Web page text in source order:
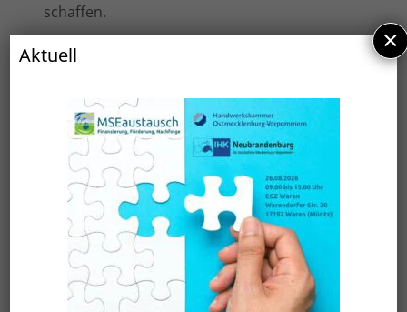
schaffen.
Dafür stellt der bekannte Möbel- und
und Dipl.-Ing. der Architektur) seine Projekte
und Konzepte vor, erklärt, wie mit guten
Ideen, dem richtigen Design und einer
authentischen Präsenz in sozialen Medien
auch mit kleinem Budget neue
Kundengruppen erreicht werden können.
WAS:Handwerk vernetzt. Produktideen
Made in MSE entwickeln, produzieren,
vermarkten
Aktuell ×